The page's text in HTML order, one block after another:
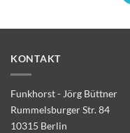
KONTAKT
Funkhorst - Jörg Büttner
Rummelsburger Str. 84
10315 Berlin